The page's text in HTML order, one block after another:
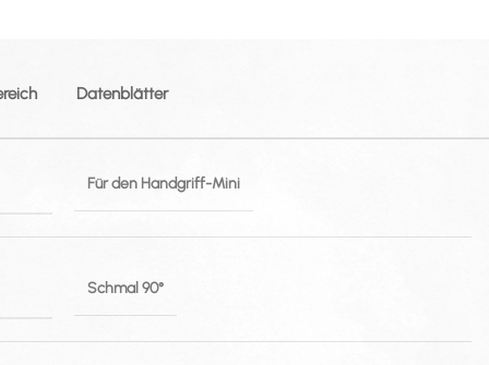
Datenblätter
Für den Handgriff-Mini
Schmal 90°